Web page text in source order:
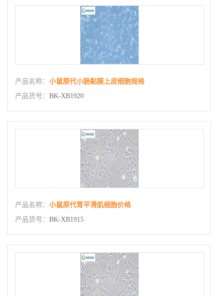
产品名称： 小鼠原代小肠黏膜上皮细胞规格
产品货号： BK-XB1920
产品名称： 小鼠原代胃平滑肌细胞价格
产品货号： BK-XB1915